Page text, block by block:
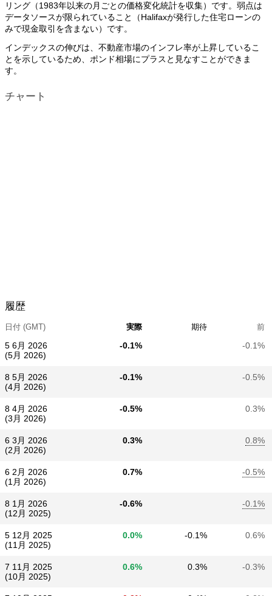
リング（1983年以来の月ごとの価格変化統計を収集）です。弱点は
データソースが限られていること（Halifaxが発行した住宅ローンの
みで現金取引を含まない）です。
インデックスの伸びは、不動産市場のインフレ率が上昇しているこ
とを示しているため、ポンド相場にプラスと見なすことができま
す。
チャート
履歴
日付 (GMT) 実際 期待 前
5 6月 2026
(5月 2026)
-0.1% -0.1%
8 5月 2026
(4月 2026)
-0.1% -0.5%
8 4月 2026
(3月 2026)
-0.5% 0.3%
6 3月 2026
(2月 2026)
0.3% 0.8%
6 2月 2026
(1月 2026)
0.7% -0.5%
8 1月 2026
(12月 2025)
-0.6% -0.1%
5 12月 2025
(11月 2025)
0.0% -0.1% 0.6%
7 11月 2025
(10月 2025)
0.6% 0.3% -0.3%